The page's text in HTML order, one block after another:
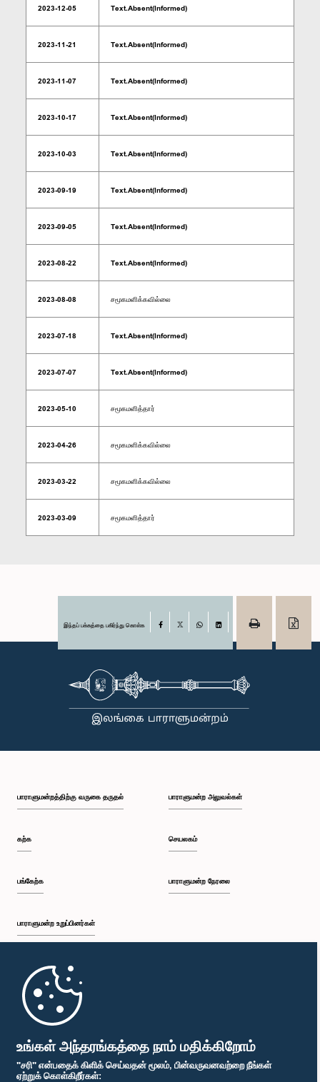
உங்கள் அந்தரங்கத்தை நாம் மதிக்கிறோம்
"சரி" என்பதைக் கிளிக் செய்வதன் மூலம், பின்வருவனவற்றை நீங்கள்
ஏற்றுக் கொள்கிறீர்கள்:
2023-12-05 Text.Absent(Informed)
2023-11-21 Text.Absent(Informed)
2023-11-07 Text.Absent(Informed)
2023-10-17 Text.Absent(Informed)
2023-10-03 Text.Absent(Informed)
2023-09-19 Text.Absent(Informed)
2023-09-05 Text.Absent(Informed)
2023-08-22 Text.Absent(Informed)
2023-08-08 சமூகமளிக்கவில்லை
2023-07-18 Text.Absent(Informed)
2023-07-07 Text.Absent(Informed)
2023-05-10 சமூகமளித்தார்
2023-04-26 சமூகமளிக்கவில்லை
2023-03-22 சமூகமளிக்கவில்லை
2023-03-09 சமூகமளித்தார்
இந்தப் பக்கத்தை பகிர்ந்து கொள்க Facebook
பாராளுமன்றத்திற்கு வருகை தருதல்
கற்க
பங்கேற்க
பாராளுமன்ற உறுப்பினர்கள்
முதற்பக்கம்
பாராளுமன்ற அலுவல்கள்
செயலகம்
பாராளுமன்ற நேரலை
பாராளுமன்ற கையடக்க செயலி